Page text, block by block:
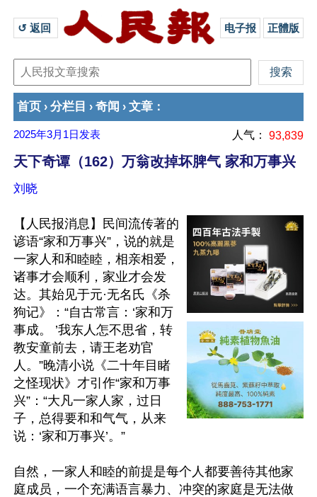
↺ 返回 电子报 正體版
首页 › 分栏目 › 奇闻 › 文章 ：
2025年3月1日 发表 人气： 93,839
天下奇谭（162）万翁改掉坏脾气 家和万事兴
刘晓
【人民报消息】民间流传著的
谚语“家和万事兴”，说的就是
一家人和和睦睦，相亲相爱，
诸事才会顺利，家业才会发
达。其始见于元·无名氏《杀
狗记》：“自古常言：‘家和万
事成。 ’我东人怎不思省，转
教安童前去，请王老劝官
人。”晚清小说《二十年目睹
之怪现状》才引作“家和万事
兴”：“大凡一家人家，过日
子，总得要和和气气，从来
说：‘家和万事兴’。”
自然，一家人和睦的前提是每个人都要善待其他家
庭成员，一个充满语言暴力、冲突的家庭是无法做